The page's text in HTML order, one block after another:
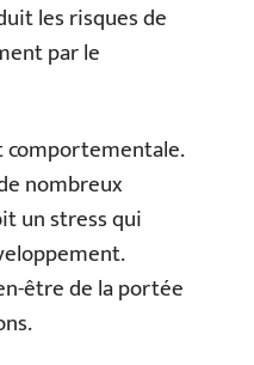
les risques de
par le
comportementale.
nombreux
un stress qui
être de la portée